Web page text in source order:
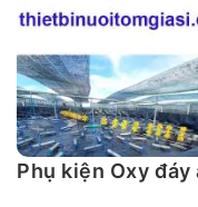
đặt
Quy
định
Blog
chia
Phụ kiện Oxy